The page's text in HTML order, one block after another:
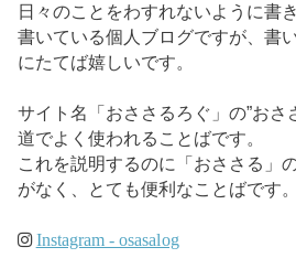
日々のことをわすれないように書
書いている個人ブログですが、書
にたてば嬉しいです。
サイト名「おささるろぐ」の”おさ
道でよく使われることばです。
これを説明するのに「おささる」
がなく、とても便利なことばです。
Instagram - osasalog